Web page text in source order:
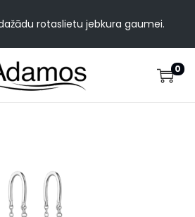
rotaslietu jebkura gaumei.
0